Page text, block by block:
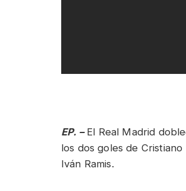
EP. –El Real Madrid
los dos goles de
Iván Ramis.